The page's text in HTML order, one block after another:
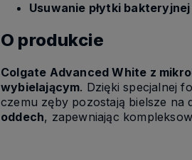
Usuwanie płytki bakteryjnej
O produkcie
Colgate Advanced White z
wybielającym. Dzięki specjalnej
czemu zęby pozostają bielsze na
oddech, zapewniając